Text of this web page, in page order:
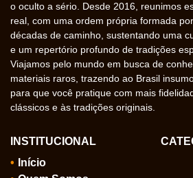
o oculto a sério. Desde 2016, reunimos
real, com uma ordem própria formada
décadas de caminho, sustentando uma
e um repertório profundo de tradições
Viajamos pelo mundo em busca de
materiais raros, trazendo ao Brasil
para que você pratique com mais
clássicos e às tradições originais.
INSTITUCIONAL
Início